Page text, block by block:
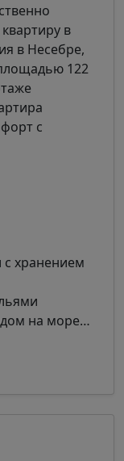
в
в Несебре,
122
с
с хранением
на море…